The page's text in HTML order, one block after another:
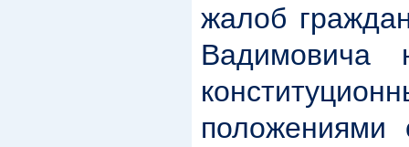
жалоб
Вадимовича